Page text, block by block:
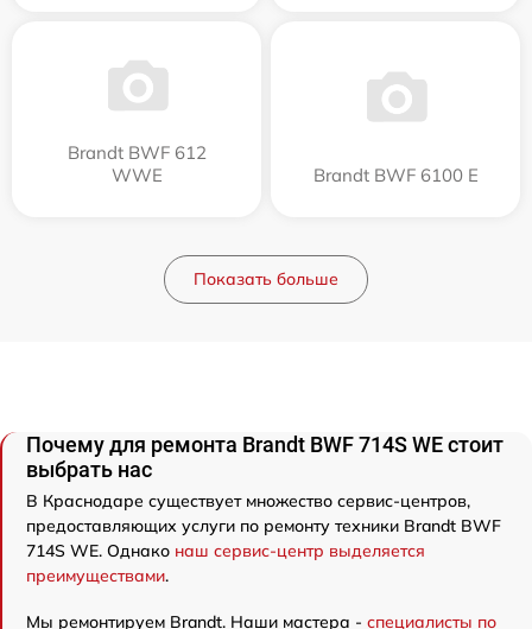
Brandt BWF 612
WWE
Brandt BWF 6100 E
Показать больше
Почему для ремонта Brandt BWF 714S WE стоит
выбрать нас
В Краснодаре существует множество сервис-центров,
предоставляющих услуги по ремонту техники Brandt BWF
714S WE. Однако наш сервис-центр выделяется
преимуществами.
Мы ремонтируем Brandt. Наши мастера - специалисты по